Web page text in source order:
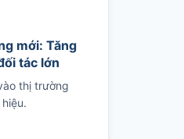
mới: Tăng
tác lớn
thị trường